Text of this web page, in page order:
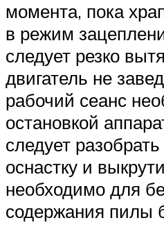
момента, пока
в режим
следует резко
двигатель не
рабочий сеанс
остановкой
следует
оснастку и
необходимо для
содержания пилы